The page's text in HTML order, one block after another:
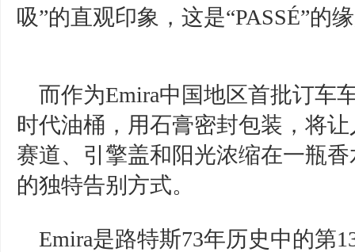
吸”的直观印象，这是“PASSÉ”的
而作为Emira中国地区首批订车
时代油桶，用石膏密封包装，将
赛道、引擎盖和阳光浓缩在一瓶
的独特告别方式。
Emira是路特斯73年历史中的第